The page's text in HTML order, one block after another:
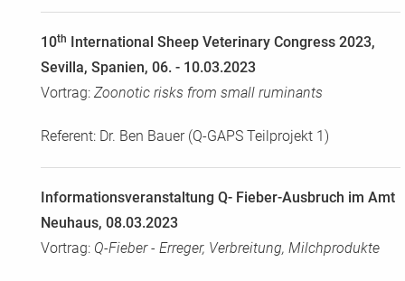
10th International Sheep Veterinary Congress 2023,
Sevilla, Spanien, 06. - 10.03.2023
Vortrag: Zoonotic risks from small ruminants
Referent: Dr. Ben Bauer (Q-GAPS Teilprojekt 1)
Informationsveranstaltung Q- Fieber-Ausbruch im Amt
Neuhaus, 08.03.2023
Vortrag: Q-Fieber - Erreger, Verbreitung, Milchprodukte